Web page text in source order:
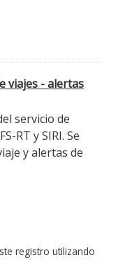
viajes - alertas
servicio de
RT y SIRI. Se
y alertas de
registro utilizando